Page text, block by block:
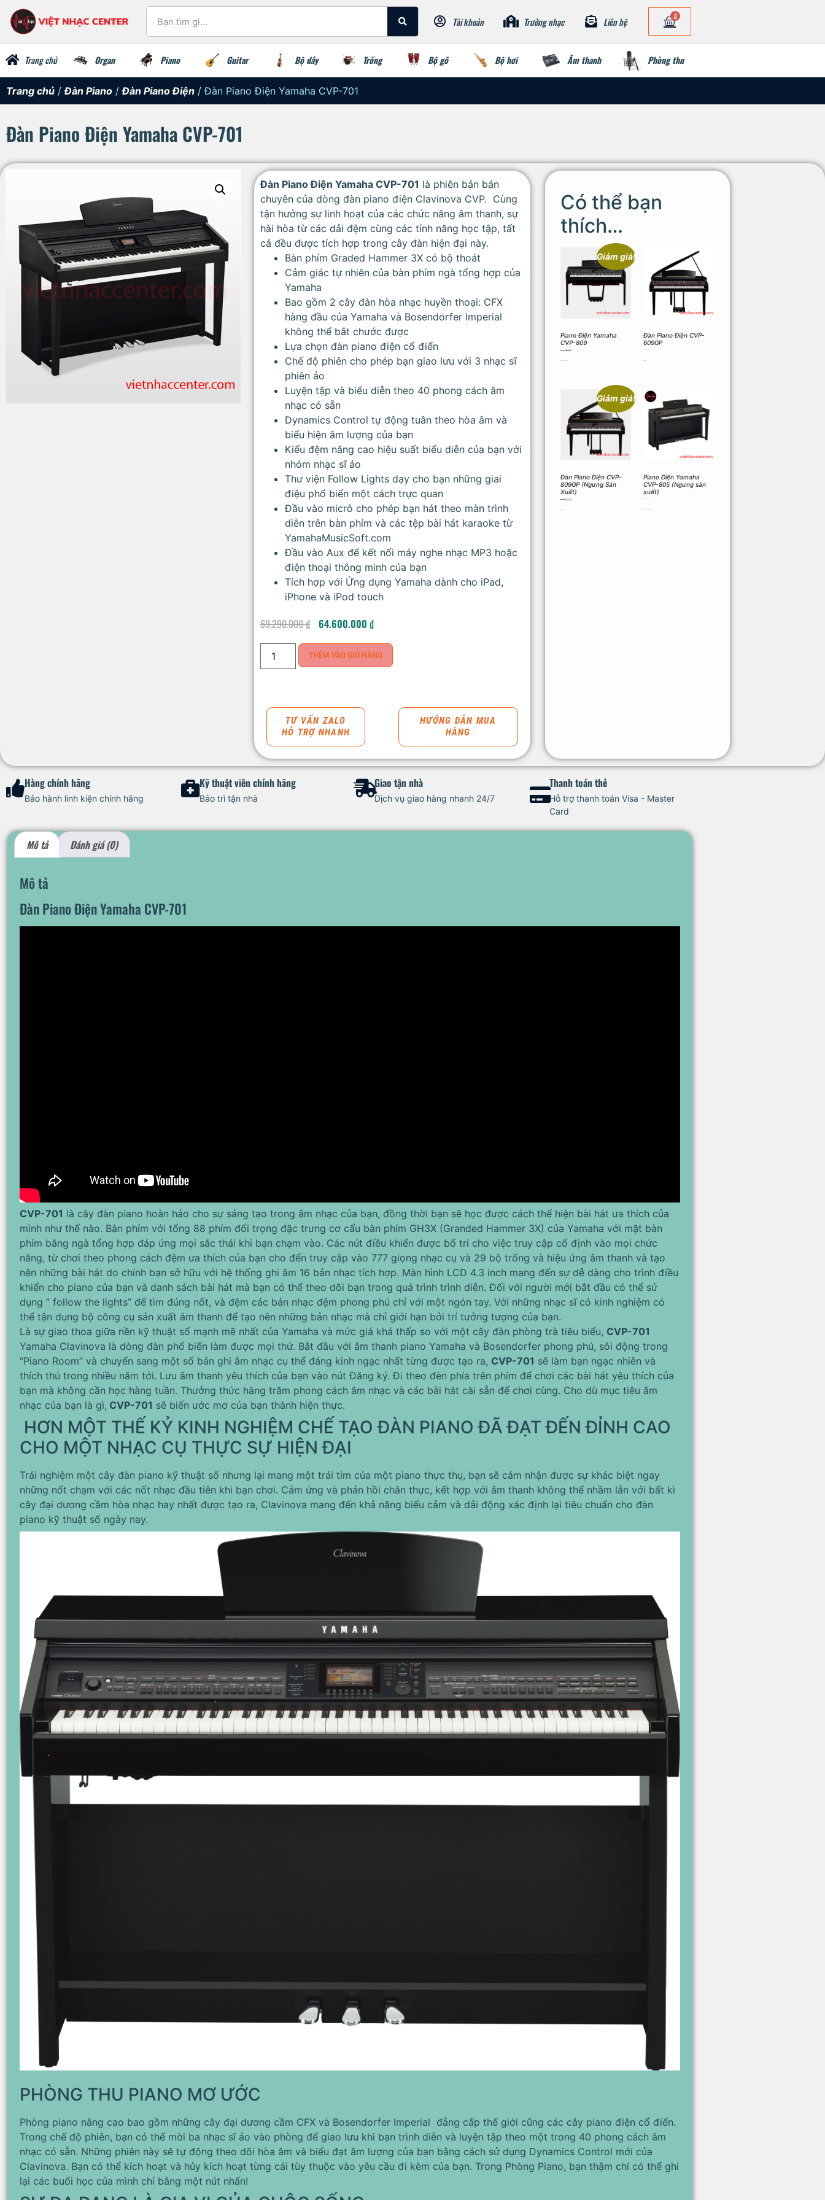
Tài khoản Trường nhạc Liên hệ 0
Trang chủ Organ Piano Guitar Bộ dây Trống Bộ gõ Bộ hơi Âm thanh Phòng thu
Trang chủ /Đàn Piano /Đàn Piano Điện / Đàn Piano Điện Yamaha CVP-701
Đàn Piano Điện Yamaha CVP-701
Đàn Piano Điện Yamaha CVP-701 là phiên bản bán
chuyên của dòng đàn piano điện Clavinova CVP. Cùng
tận hưởng sự linh hoạt của các chức năng âm thanh, sự
hài hòa từ các dải đệm cùng các tính năng học tập, tất
cả đều được tích hợp trong cây đàn hiện đại này.
Bàn phím Graded Hammer 3X có bộ thoát
Cảm giác tự nhiên của bàn phím ngà tổng hợp của
Yamaha
Bao gồm 2 cây đàn hòa nhạc huyền thoại: CFX
hàng đầu của Yamaha và Bosendorfer Imperial
không thể bắt chước được
Lựa chọn đàn piano điện cổ điển
Chế độ phiên cho phép bạn giao lưu với 3 nhạc sĩ
phiên ảo
Luyện tập và biểu diễn theo 40 phong cách âm
nhạc có sẵn
Dynamics Control tự động tuân theo hòa âm và
biểu hiện âm lượng của bạn
Kiểu đệm nâng cao hiệu suất biểu diễn của bạn với
nhóm nhạc sĩ ảo
Thư viện Follow Lights dạy cho bạn những giai
điệu phổ biến một cách trực quan
Đầu vào micrô cho phép bạn hát theo màn trình
diễn trên bàn phím và các tệp bài hát karaoke từ
YamahaMusicSoft.com
Đầu vào Aux để kết nối máy nghe nhạc MP3 hoặc
điện thoại thông minh của bạn
Tích hợp với Ứng dụng Yamaha dành cho iPad,
iPhone và iPod touch
69.290.000₫ 64.600.000 ₫
THÊM VÀO GIỎ HÀNG
TƯ VẤN ZALO
HỖ TRỢ NHANH
HƯỚNG DẪN MUA
HÀNG
Có thể bạn
thích…
Giảm giá!
Piano Điện Yamaha
CVP-809
Đàn Piano Điện CVP-
609GP
Giảm giá!
Đàn Piano Điện CVP-
809GP (Ngưng Sản
Xuất)
Piano Điện Yamaha
CVP-805 (Ngưng sản
xuất)
Hàng chính hãng
Bảo hành linh kiện chính hãng
Kỹ thuật viên chính hãng
Bảo trì tận nhà
Giao tận nhà
Dịch vụ giao hàng nhanh 24/7
Thanh toán thẻ
Hỗ trợ thanh toán Visa - Master
Card
Mô tả Đánh giá (0)
Mô tả
Đàn Piano Điện Yamaha CVP-701
CVP-701 là cây đàn piano hoàn hảo cho sự sáng tạo trong âm nhạc của bạn, đồng thời bạn sẽ học được cách thể hiện bài hát ưa thích của
mình như thế nào. Bàn phím với tổng 88 phím đối trọng đặc trưng cơ cấu bàn phím GH3X (Granded Hammer 3X) của Yamaha với mặt bàn
phím bằng ngà tổng hợp đáp ứng mọi sắc thái khi bạn chạm vào. Các nút điều khiển được bố trí cho việc truy cập cố định vào mọi chức
năng, từ chơi theo phong cách đệm ưa thích của bạn cho đến truy cập vào 777 giọng nhạc cụ và 29 bộ trống và hiệu ứng âm thanh và tạo
nên những bài hát do chính bạn sở hữu với hệ thống ghi âm 16 bản nhạc tích hợp. Màn hình LCD 4.3 inch mang đến sự dễ dàng cho trình điều
khiển cho piano của bạn và danh sách bài hát mà bạn có thể theo dõi bạn trong quá trình trình diễn. Đối với người mới bắt đầu có thể sử
dụng ” follow the lights” để tìm đúng nốt, và đệm các bản nhạc đệm phong phú chỉ với một ngón tay. Với những nhạc sĩ có kinh nghiệm có
thể tận dụng bộ công cụ sản xuất âm thanh để tạo nên những bản nhạc mà chỉ giới hạn bởi trí tưởng tượng của bạn.
Là sự giao thoa giữa nền kỹ thuật số mạnh mẽ nhất của Yamaha và mức giá khá thấp so với một cây đàn phòng trà tiêu biểu, CVP-701
Yamaha Clavinova là dòng đàn phổ biến làm được mọi thứ. Bắt đầu với âm thanh piano Yamaha và Bosendorfer phong phú, sôi động trong
“Piano Room” và chuyển sang một số bản ghi âm nhạc cụ thể đáng kinh ngạc nhất từng được tạo ra, CVP-701 sẽ làm bạn ngạc nhiên và
thích thú trong nhiều năm tới. Lưu âm thanh yêu thích của bạn vào nút Đăng ký. Đi theo đèn phía trên phím để chơi các bài hát yêu thích của
bạn mà không cần học hàng tuần. Thưởng thức hàng trăm phong cách âm nhạc và các bài hát cài sẵn để chơi cùng. Cho dù mục tiêu âm
nhạc của bạn là gì, CVP-701 sẽ biến ước mơ của bạn thành hiện thực.
HƠN MỘT THẾ KỶ KINH NGHIỆM CHẾ TẠO ĐÀN PIANO ĐÃ ĐẠT ĐẾN ĐỈNH CAO
CHO MỘT NHẠC CỤ THỰC SỰ HIỆN ĐẠI
Trải nghiệm một cây đàn piano kỹ thuật số nhưng lại mang một trái tim của một piano thực thụ, bạn sẽ cảm nhận được sự khác biệt ngay
những nốt chạm với các nốt nhạc đầu tiên khi bạn chơi. Cảm ứng và phản hồi chân thực, kết hợp với âm thanh không thể nhầm lẫn với bất kì
cây đại dương cầm hòa nhạc hay nhất được tạo ra, Clavinova mang đến khả năng biểu cảm và dải động xác định lại tiêu chuẩn cho đàn
piano kỹ thuật số ngày nay.
PHÒNG THU PIANO MƠ ƯỚC
Phòng piano nâng cao bao gồm những cây đại dương cầm CFX và Bosendorfer Imperial đẳng cấp thế giới cũng các cây piano điện cổ điển.
Trong chế độ phiên, bạn có thể mời ba nhạc sĩ ảo vào phòng để giao lưu khi bạn trình diễn và luyện tập theo một trong 40 phong cách âm
nhạc có sẵn. Những phiên này sẽ tự động theo dõi hòa âm và biểu đạt âm lượng của bạn bằng cách sử dụng Dynamics Control mới của
Clavinova. Bạn có thể kích hoạt và hủy kích hoạt từng cái tùy thuộc vào yêu cầu đi kèm của bạn. Trong Phòng Piano, bạn thậm chí có thể ghi
lại các buổi học của mình chỉ bằng một nút nhấn!